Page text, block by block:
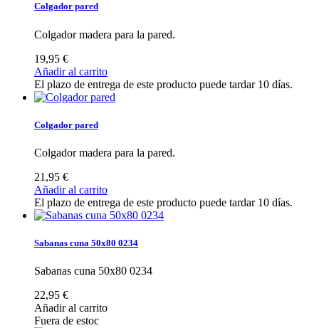
Colgador pared
Colgador madera para la pared.
19,95 €
Añadir al carrito
El plazo de entrega de este producto puede tardar 10 días.
Colgador pared
Colgador madera para la pared.
21,95 €
Añadir al carrito
El plazo de entrega de este producto puede tardar 10 días.
Sabanas cuna 50x80 0234
Sabanas cuna 50x80 0234
22,95 €
Añadir al carrito
Fuera de estoc